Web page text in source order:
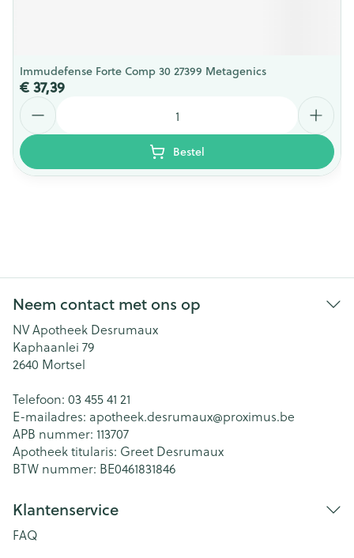
Immudefense Forte Comp 30 27399 Metagenics
€ 37,39
Bestel
Neem contact met ons op
NV Apotheek Desrumaux
Kaphaanlei 79
2640 Mortsel
Telefoon: 03 455 41 21
E-mailadres: apotheek.desrumaux@proximus.be
APB nummer: 113707
Apotheek titularis: Greet Desrumaux
BTW nummer: BE0461831846
Klantenservice
FAQ